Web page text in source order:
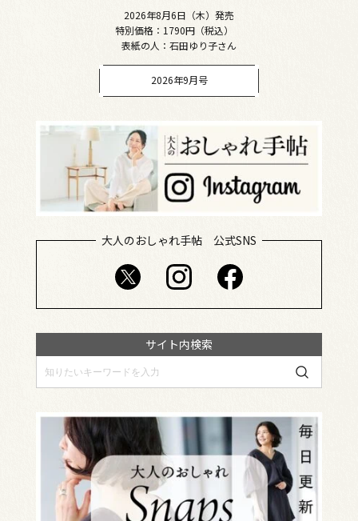
2026年8月6日（木）発売
特別価格：1790円（税込）
表紙の人：石田ゆり子さん
2026年9月号
大人のおしゃれ手帖 公式SNS
サイト内検索